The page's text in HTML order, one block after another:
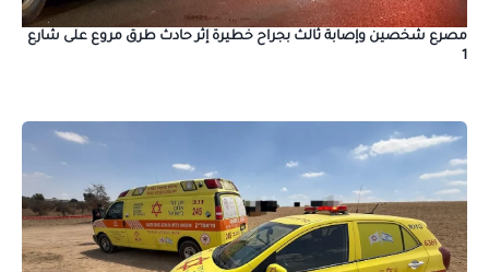
مصرع شخصين وإصابة ثالث بجراح خطيرة إثر حادث طرق مروع على شارع
1